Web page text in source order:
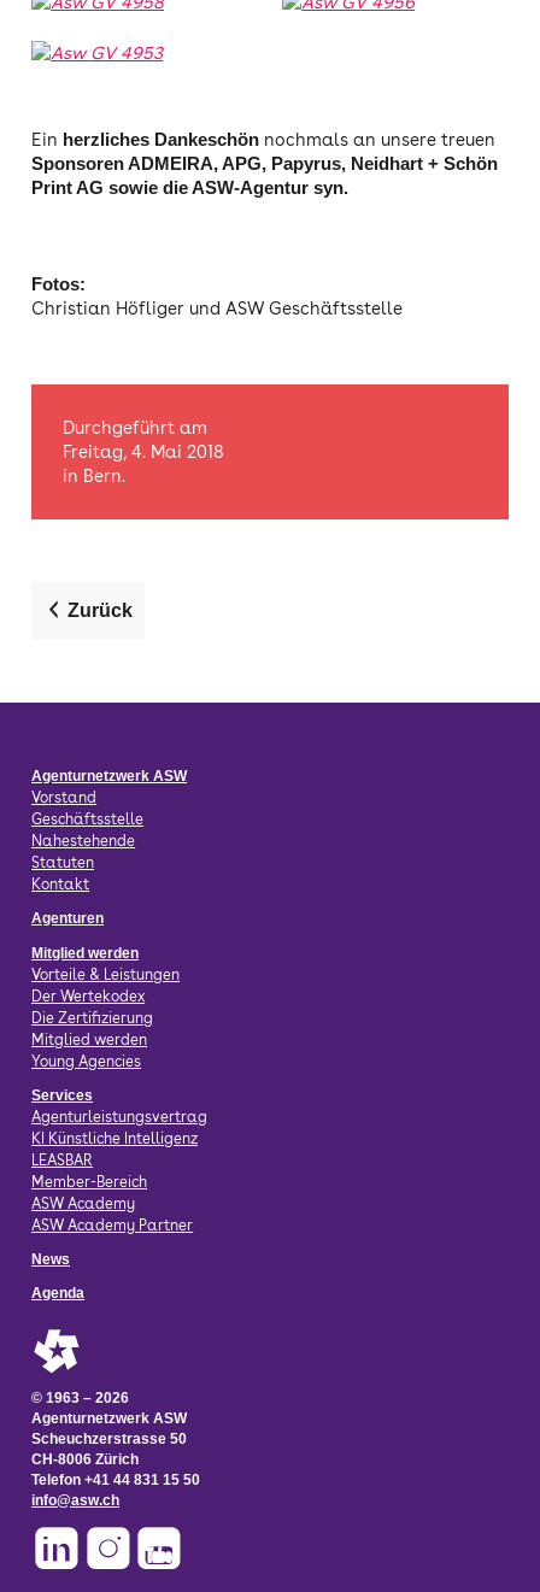
Ein herzliches Dankeschön nochmals an unsere treuen
Sponsoren ADMEIRA, APG, Papyrus, Neidhart + Schön
Print AG sowie die ASW-Agentur syn.
Fotos:
Christian Höfliger und ASW Geschäftsstelle
Durchgeführt am
Freitag, 4. Mai 2018
in Bern.
Zurück
Agenturnetzwerk ASW
Vorstand
Geschäftsstelle
Nahestehende
Statuten
Kontakt
Agenturen
Mitglied werden
Vorteile & Leistungen
Der Wertekodex
Die Zertifizierung
Mitglied werden
Young Agencies
Services
Agenturleistungsvertrag
KI Künstliche Intelligenz
LEASBAR
Member-Bereich
ASW Academy
ASW Academy Partner
News
Agenda
© 1963 – 2026
Agenturnetzwerk ASW
Scheuchzerstrasse 50
CH-8006 Zürich
Telefon +41 44 831 15 50
info@asw.ch